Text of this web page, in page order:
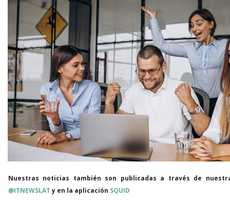
Nuestras noticias también son publicadas a través de
@ITNEWSLATy en la aplicación SQUID